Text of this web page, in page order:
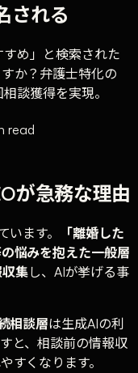
される
め」と検索された
か？弁護士特化の
談獲得を実現。
read
が急務な理由
ます。
「離婚した
悩みを抱えた一般層
集し、AIが挙げる事
相談層は生成AIの利
と、相談前の情報収
すくなります。